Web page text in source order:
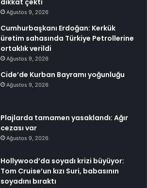
Ağustos 9, 2026
Cumhurbaşkanı Erdoğan: Kerkük
üretim sahasında Türkiye Petrollerine
ortaklık verildi
Ağustos 9, 2026
Cide’de Kurban Bayramı yoğunluğu
Ağustos 9, 2026
Plajlarda tamamen yasaklandı: Ağır
cezası var
Ağustos 9, 2026
Hollywood’da soyadı krizi büyüyor:
Tom Cruise’un kızı Suri, babasının
soyadını bıraktı